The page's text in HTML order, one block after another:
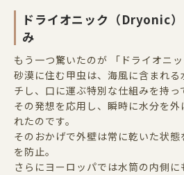
ドライオニック（Dryonic
み
もう一つ驚いたのが 「ドライオニッ
砂漠に住む甲虫は、海風に含まれ
チし、口に運ぶ特別な仕組みを持っ
その発想を応用し、瞬時に水分を
れたのです。
そのおかげで外壁は常に乾いた状
を防止。
さらにヨーロッパでは水筒の内側